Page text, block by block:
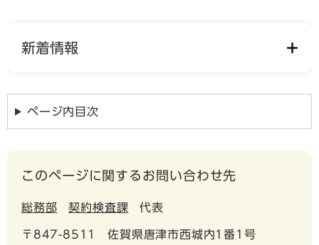
新着情報
ページ内目次
このページに関するお問い合わせ先
総務部 契約検査課 代表
〒847-8511
佐賀県唐津市西城内1番1号